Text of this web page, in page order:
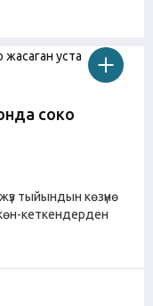
соко
тыйындын көзүнө
кеткендерден